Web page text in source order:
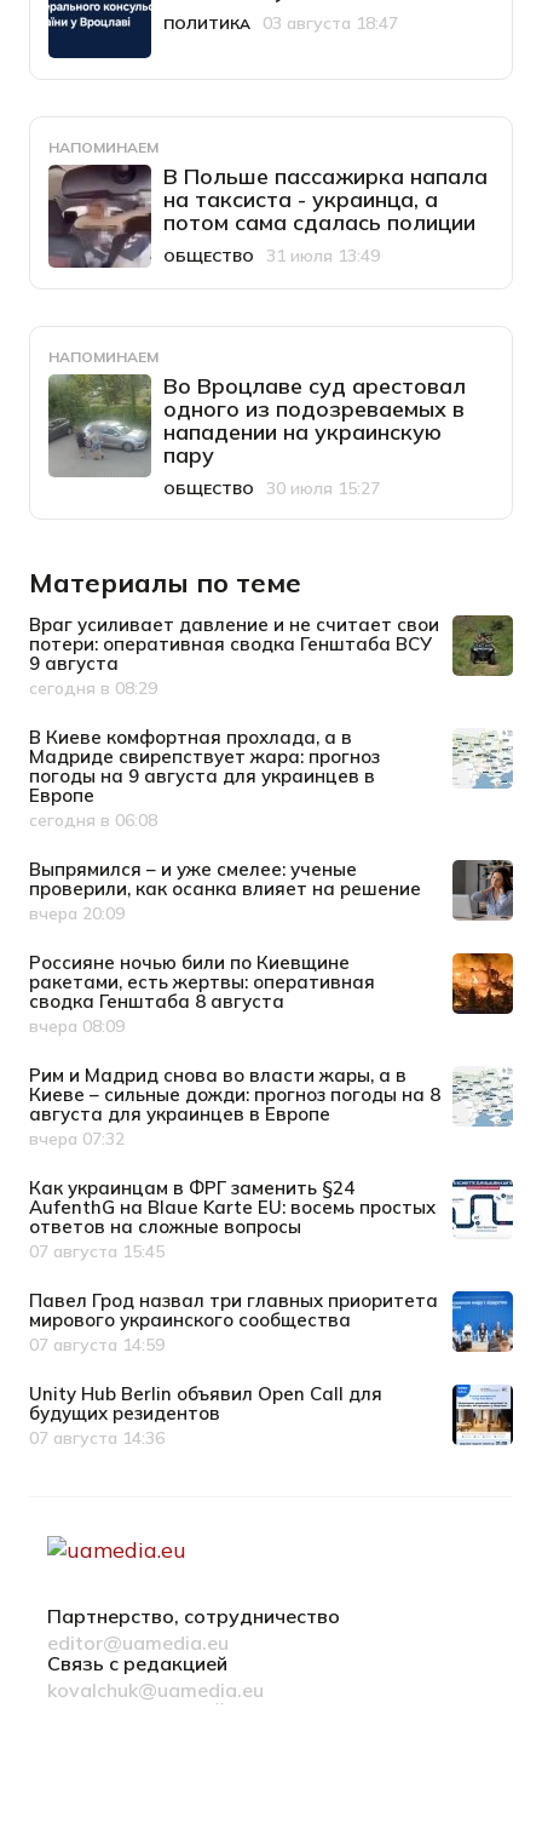
Категория
ПОЛИТИКА
Дата публикации
03 августа 18:47
НАПОМИНАЕМ
В Польше пассажирка напала
на таксиста - украинца, а
потом сама сдалась полиции
Категория
ОБЩЕСТВО
Дата публикации
31 июля 13:49
НАПОМИНАЕМ
Во Вроцлаве суд арестовал
одного из подозреваемых в
нападении на украинскую
пару
Категория
ОБЩЕСТВО
Дата публикации
30 июля 15:27
Материалы по теме
Враг усиливает давление и не считает свои
потери: оперативная сводка Генштаба ВСУ
9 августа
Дата публикации
сегодня в 08:29
В Киеве комфортная прохлада, а в
Мадриде свирепствует жара: прогноз
погоды на 9 августа для украинцев в
Европе
Дата публикации
сегодня в 06:08
Выпрямился – и уже смелее: ученые
проверили, как осанка влияет на решение
Дата публикации
вчера 20:09
Россияне ночью били по Киевщине
ракетами, есть жертвы: оперативная
сводка Генштаба 8 августа
Дата публикации
вчера 08:09
Рим и Мадрид снова во власти жары, а в
Киеве – сильные дожди: прогноз погоды на 8
августа для украинцев в Европе
Дата публикации
вчера 07:32
Как украинцам в ФРГ заменить §24
AufenthG на Blaue Karte EU: восемь простых
ответов на сложные вопросы
Дата публикации
07 августа 15:45
Павел Грод назвал три главных приоритета
мирового украинского сообщества
Дата публикации
07 августа 14:59
Unity Hub Berlin объявил Open Call для
будущих резидентов
Дата публикации
07 августа 14:36
Партнерство, сотрудничество
editor@uamedia.eu
Связь с редакцией
kovalchuk@uamedia.eu
Новости компаний